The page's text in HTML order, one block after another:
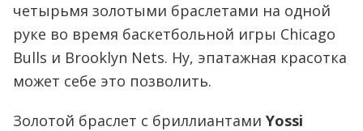
четырьмя золотыми браслетами на одной
руке во время баскетбольной игры Chicago
Bulls и Brooklyn Nets. Ну, эпатажная красотка
может себе это позволить.
Золотой браслет с бриллиантами Yossi